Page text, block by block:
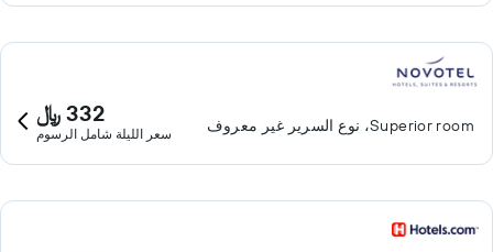
Superior room، نوع السرير غير معروف 332 ﷼
سعر الليلة شامل الرسوم